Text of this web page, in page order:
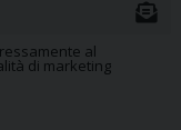
al
di marketing